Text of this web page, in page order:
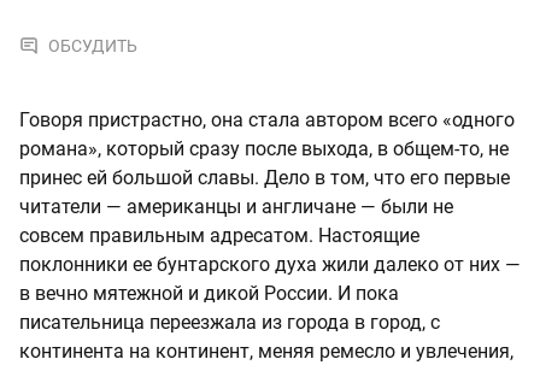
ОБСУДИТЬ
Говоря пристрастно, она стала автором всего «одного
романа», который сразу после выхода, в общем-то, не
принес ей большой славы. Дело в том, что его первые
читатели — американцы и англичане — были не
совсем правильным адресатом. Настоящие
поклонники ее бунтарского духа жили далеко от них —
в вечно мятежной и дикой России. И пока
писательница переезжала из города в город, с
континента на континент, меняя ремесло и увлечения,